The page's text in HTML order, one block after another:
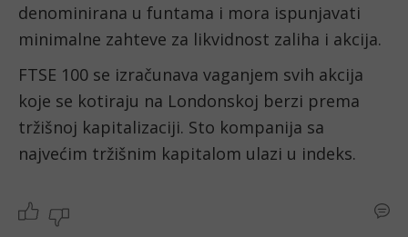
denominirana u funtama i mora ispunjavati
minimalne zahteve za likvidnost zaliha i akcija.
FTSE 100 se izračunava vaganjem svih akcija
koje se kotiraju na Londonskoj berzi prema
tržišnoj kapitalizaciji. Sto kompanija sa
najvećim tržišnim kapitalom ulazi u indeks.